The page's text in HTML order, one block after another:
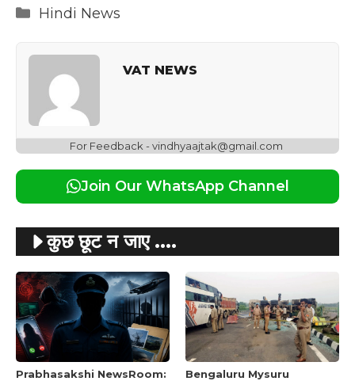
Categories
Hindi News
VAT NEWS
For Feedback - vindhyaajtak@gmail.com
Join Our WhatsApp Channel
कुछ छूट न जाए ....
Prabhasakshi NewsRoom: Bengaluru Mysuru